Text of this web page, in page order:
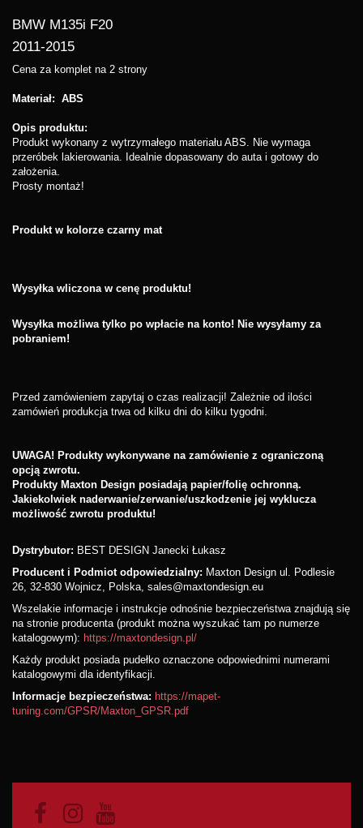
BMW M135i F20
2011-2015
Cena za komplet na 2 strony
Materiał: ABS
Opis produktu:
Produkt wykonany z wytrzymałego materiału ABS. Nie wymaga
przeróbek lakierowania. Idealnie dopasowany do auta i gotowy do
założenia.
Prosty montaż!
Produkt w kolorze czarny mat
Wysyłka wliczona w cenę produktu!
Wysyłka możliwa tylko po wpłacie na konto! Nie wysyłamy za
pobraniem!
Przed zamówieniem zapytaj o czas realizacji! Zależnie od ilości
zamówień produkcja trwa od kilku dni do kilku tygodni.
UWAGA! Produkty wykonywane na zamówienie z ograniczoną
opcją zwrotu.
Produkty Maxton Design posiadają papier/folię ochronną.
Jakiekolwiek naderwanie/zerwanie/uszkodzenie jej wyklucza
możliwość zwrotu produktu!
Dystrybutor: BEST DESIGN Janecki Łukasz
Producent i Podmiot odpowiedzialny: Maxton Design ul. Podlesie
26, 32-830 Wojnicz, Polska, sales@maxtondesign.eu
Wszelakie informacje i instrukcje odnośnie bezpieczeństwa znajdują się
na stronie producenta (produkt można wyszukać tam po numerze
katalogowym): https://maxtondesign.pl/
Każdy produkt posiada pudełko oznaczone odpowiednimi numerami
katalogowymi dla identyfikacji.
Informacje bezpieczeństwa: https://mapet-
tuning.com/GPSR/Maxton_GPSR.pdf